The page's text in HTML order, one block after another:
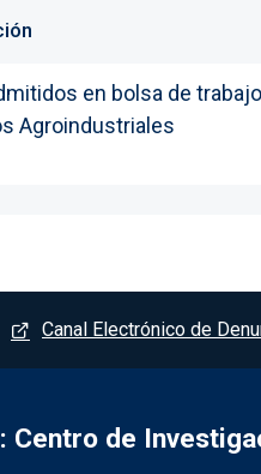
en bolsa de
Agroindustriales
- Albaladejito
Canal Electrónico de
Centro de